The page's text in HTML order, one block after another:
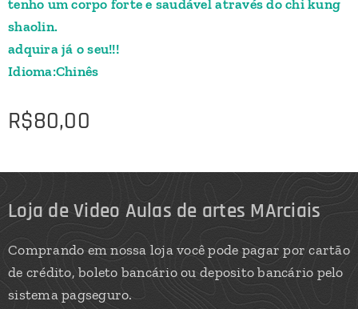
tenho um corpo forte e saudável através do chi kung
shaolin.
adquira já o seu!!!
Idioma:Chinês
R$80,00
Loja de Video Aulas de artes MArciais
Comprando em nossa loja você pode pagar por cartão
de crédito, boleto bancário ou deposito bancário pelo
sistema pagseguro.